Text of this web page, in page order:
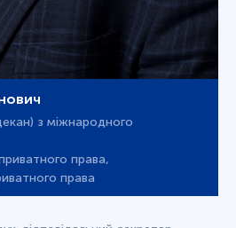
з міжнародного
права,
права